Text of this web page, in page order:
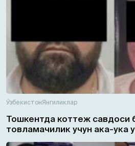
ЎзбекистонЯнгиликлар
Тошкентда коттеж савдоси
товламачилик учун ака-ука